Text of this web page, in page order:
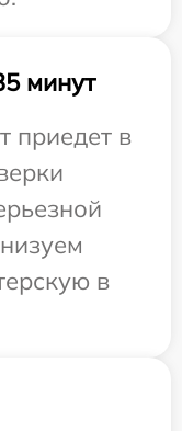
минут
приедет в
в